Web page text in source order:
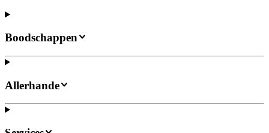
Boodschappen
Allerhande